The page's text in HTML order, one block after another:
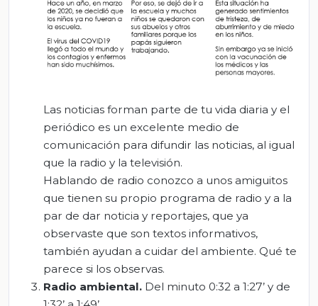
Las noticias forman parte de tu vida diaria y el
periódico es un excelente medio de
comunicación para difundir las noticias, al igual
que la radio y la televisión.
Hablando de radio conozco a unos amiguitos
que tienen su propio programa de radio y a la
par de dar noticia y reportajes, que ya
observaste que son textos informativos,
también ayudan a cuidar del ambiente. Qué te
parece si los observas.
Radio ambiental. Del minuto 0:32 a 1:27’ y de